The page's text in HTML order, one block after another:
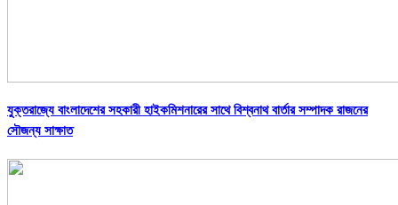
যুক্তরাজ্যে বাংলাদেশের সহকারী হাইকমিশনারের সাথে বিশ্বনাথ বার্তার সম্পাদক রাজনের
সৌজন্য সাক্ষাত